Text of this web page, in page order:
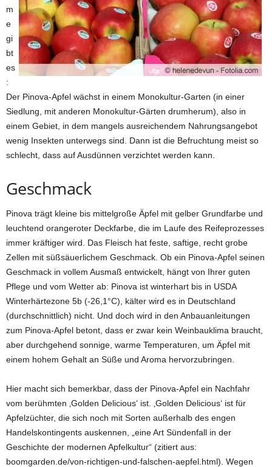
m
e
gi
bt
es
:
Der Pinova-Apfel wächst in einem Monokultur-Garten (in einer
Siedlung, mit anderen Monokultur-Gärten drumherum), also in
einem Gebiet, in dem mangels ausreichendem Nahrungsangebot
wenig Insekten unterwegs sind. Dann ist die Befruchtung meist so
schlecht, dass auf Ausdünnen verzichtet werden kann.
Geschmack
Pinova trägt kleine bis mittelgroße Äpfel mit gelber Grundfarbe und
leuchtend orangeroter Deckfarbe, die im Laufe des Reifeprozesses
immer kräftiger wird. Das Fleisch hat feste, saftige, recht grobe
Zellen mit süßsäuerlichem Geschmack. Ob ein Pinova-Apfel seinen
Geschmack in vollem Ausmaß entwickelt, hängt von Ihrer guten
Pflege und vom Wetter ab: Pinova ist winterhart bis in USDA
Winterhärtezone 5b (-26,1°C), kälter wird es in Deutschland
(durchschnittlich) nicht. Und doch wird in den Anbauanleitungen
zum Pinova-Apfel betont, dass er zwar kein Weinbauklima braucht,
aber durchgehend sonnige, warme Temperaturen, um Äpfel mit
einem hohem Gehalt an Süße und Aroma hervorzubringen.
Hier macht sich bemerkbar, dass der Pinova-Apfel ein Nachfahr
vom berühmten ‚Golden Delicious‘ ist. ‚Golden Delicious‘ ist für
Apfelzüchter, die sich noch mit Sorten außerhalb des engen
Handelskontingents auskennen, „eine Art Sündenfall in der
Geschichte der modernen Apfelkultur“ (zitiert aus:
boomgarden.de/von-richtigen-und-falschen-aepfel.html). Wegen